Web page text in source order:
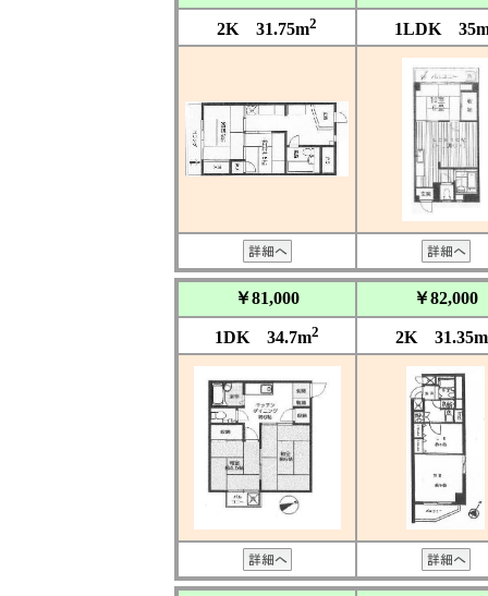
2K 31.75m2 1LDK
￥81,000 ￥82,000
1DK 34.7m2 2K 31.35m